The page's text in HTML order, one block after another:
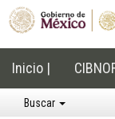
Inicio |
Buscar